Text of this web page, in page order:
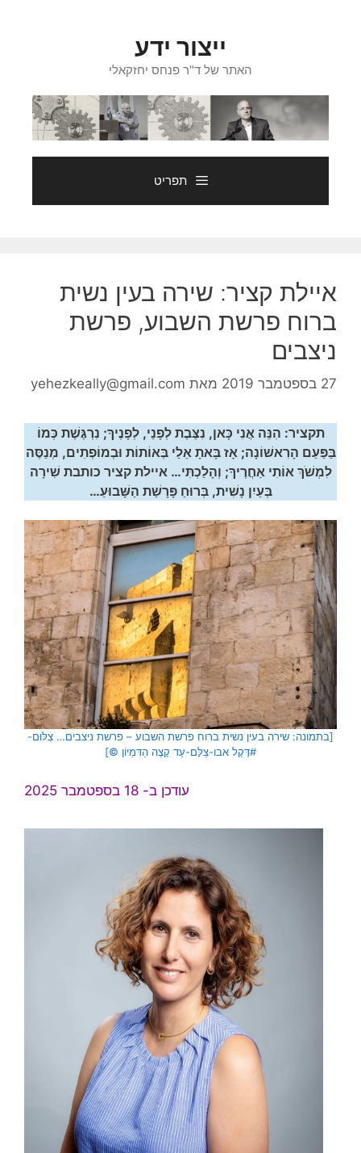
ייצור ידע
האתר של ד"ר פנחס יחזקאלי
תפריט
איילת קציר: שירה בעין נשית
ברוח פרשת השבוע, פרשת
ניצבים
27 בספטמבר 2019 מאת yehezkeally@gmail.com
תקציר: הִנֵּה אֲנִי כָּאן, נִצֶּבֶת לְפָנַי, לְפָנֶיךָ; נִרְגֶּשֶׁת כְּמוֹ
בַּפַּעַם הָרִאשׁוֹנָה; אָז בָּאתָ אֵלַי בְּאוֹתוֹת וּבְמוֹפְתִים, מְנַסֶּה
לִמְשֹׁךְ אוֹתִי אַחֲרֶיךָ; וְהָלַכְתִּי… איילת קציר כותבת שִׁירָה
בְּעַיִן נָשִׁית, בְּרוּחַ פָּרָשַׁת הַשָּׁבוּעַ…
[בתמונה: שירה בעין נשית ברוח פרשת השבוע – פרשת ניצבים… צִלּוּם-
#דֶּקֶל אבו-צַלָּם-עַד קָצֶה הַדִּמְיוֹן ©]
עודכן ב- 18 בספטמבר 2025